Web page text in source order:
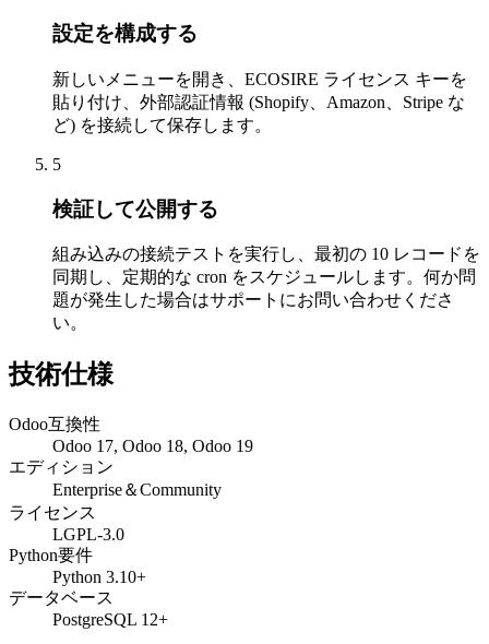
設定を構成する
新しいメニューを開き、ECOSIRE ライセンス キーを
貼り付け、外部認証情報 (Shopify、Amazon、Stripe な
ど) を接続して保存します。
5
検証して公開する
組み込みの接続テストを実行し、最初の 10 レコードを
同期し、定期的な cron をスケジュールします。何か問
題が発生した場合はサポートにお問い合わせくださ
い。
技術仕様
Odoo互換性
Odoo 17, Odoo 18, Odoo 19
エディション
Enterprise＆Community
ライセンス
LGPL-3.0
Python要件
Python 3.10+
データベース
PostgreSQL 12+